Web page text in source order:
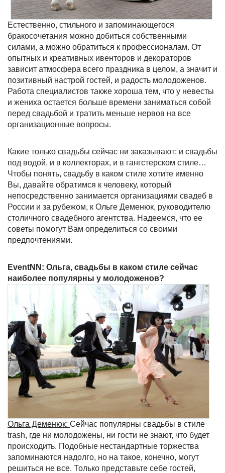
Естественно, стильного и запоминающегося
бракосочетания можно добиться собственными
силами, а можно обратиться к профессионалам. От
опытных и креативных ивенторов и декораторов
зависит атмосфера всего праздника в целом, а значит и
позитивный настрой гостей, и радость молодоженов.
Работа специалистов также хороша тем, что у невесты
и жениха остается больше времени заниматься собой
перед свадьбой и тратить меньше нервов на все
организационные вопросы.
Какие только свадьбы сейчас ни заказывают: и свадьбы
под водой, и в коллекторах, и в гангстерском стиле…
Чтобы понять, свадьбу в каком стиле хотите именно
Вы, давайте обратимся к человеку, который
непосредственно занимается организациями свадеб в
России и за рубежом, к Ольге Деменюк, руководителю
столичного свадебного агентства. Надеемся, что ее
советы помогут Вам определиться со своими
предпочтениями.
EventNN: Ольга, свадьбы в каком стиле сейчас
наиболее популярны у молодоженов?
Ольга Деменюк: Сейчас популярны свадьбы в стиле
trash, где ни молодожены, ни гости не знают, что будет
происходить. Подобные нестандартные торжества
запоминаются надолго, но на такое, конечно, могут
решиться не все. Только представьте себе гостей,